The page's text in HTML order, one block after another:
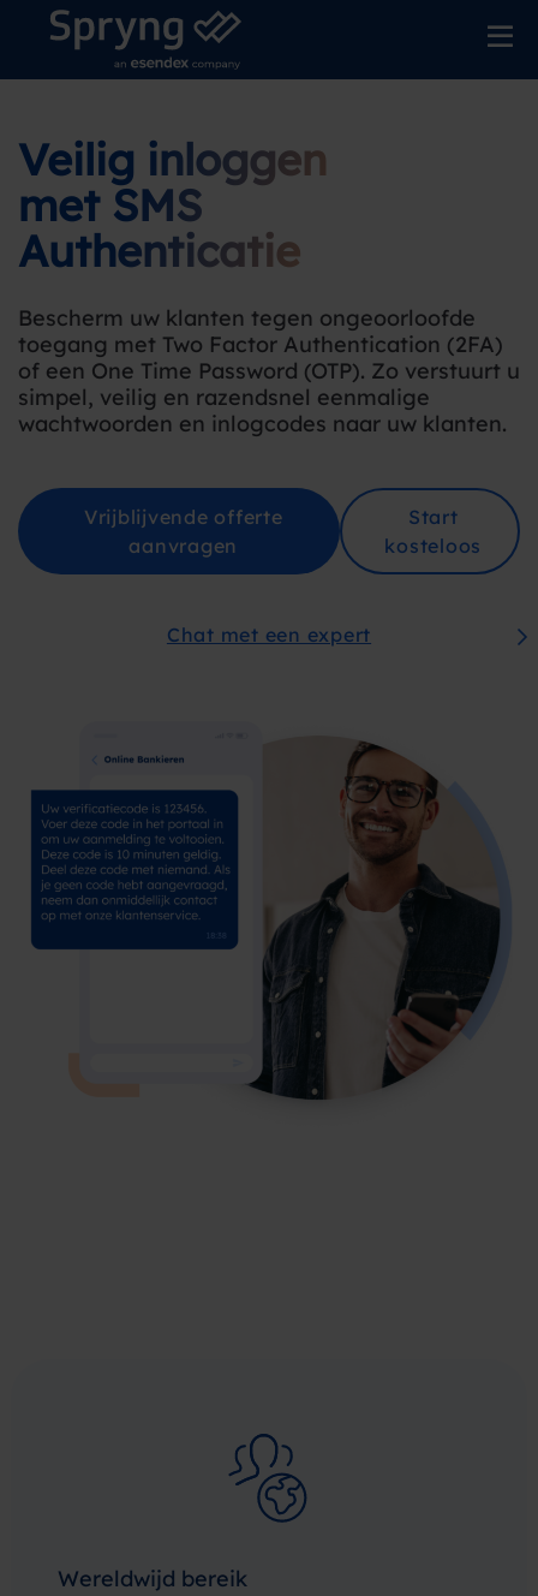
Veilig inloggen
met SMS
Authenticatie
Bescherm uw klanten tegen ongeoorloofde
toegang met Two Factor Authentication (2FA)
of een One Time Password (OTP). Zo verstuurt u
simpel, veilig en razendsnel eenmalige
wachtwoorden en inlogcodes naar uw klanten.
Vrijblijvende offerte
aanvragen
Start
kosteloos
Chat met een expert
Wereldwijd bereik